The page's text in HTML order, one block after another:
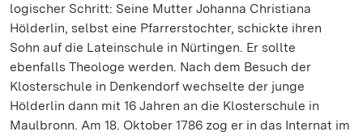
logischer Schritt: Seine Mutter Johanna Christiana
Hölderlin, selbst eine Pfarrerstochter, schickte ihren
Sohn auf die Lateinschule in Nürtingen. Er sollte
ebenfalls Theologe werden. Nach dem Besuch der
Klosterschule in Denkendorf wechselte der junge
Hölderlin dann mit 16 Jahren an die Klosterschule in
Maulbronn. Am 18. Oktober 1786 zog er in das Internat im